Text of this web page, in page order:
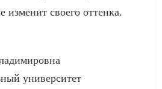
изменит своего оттенка.
университет